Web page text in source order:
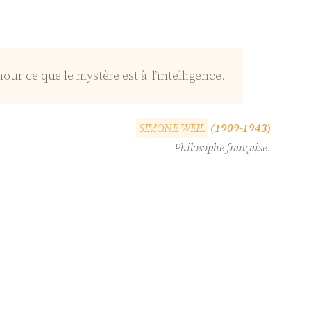
ce que le mystère est à l’intelligence.
SIMONEWEIL (1909-1943)
Philosophe française.